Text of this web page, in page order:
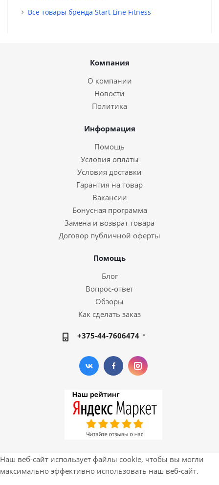
Все товары бренда Start Line Fitness
Компания
О компании
Новости
Политика
Информация
Помощь
Условия оплаты
Условия доставки
Гарантия на товар
Вакансии
Бонусная программа
Замена и возврат товара
Договор публичной оферты
Помощь
Блог
Вопрос-ответ
Обзоры
Как сделать заказ
+375-44-7606474
Наш веб-сайт использует файлы cookie, чтобы вы могли
максимально эффективно использовать наш веб-сайт.